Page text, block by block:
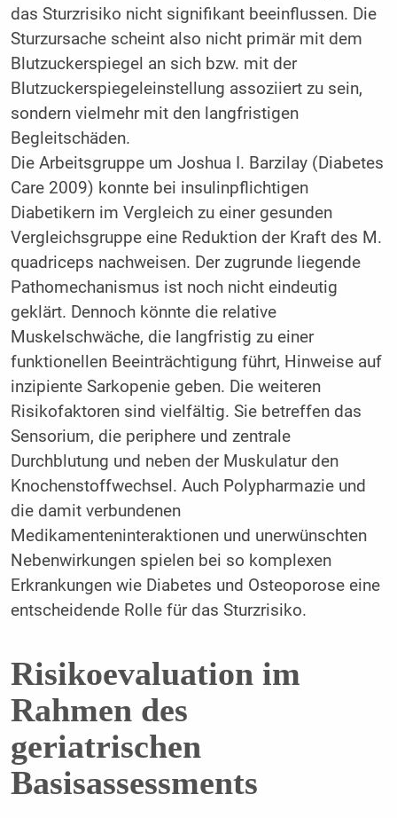
das Sturzrisiko nicht signifikant beeinflussen. Die
Sturzursache scheint also nicht primär mit dem
Blutzuckerspiegel an sich bzw. mit der
Blutzuckerspiegeleinstellung assoziiert zu sein,
sondern vielmehr mit den langfristigen
Begleitschäden.
Die Arbeitsgruppe um Joshua I. Barzilay (Diabetes
Care 2009) konnte bei insulinpflichtigen
Diabetikern im Vergleich zu einer gesunden
Vergleichsgruppe eine Reduktion der Kraft des M.
quadriceps nachweisen. Der zugrunde liegende
Pathomechanismus ist noch nicht eindeutig
geklärt. Dennoch könnte die relative
Muskelschwäche, die langfristig zu einer
funktionellen Beeinträchtigung führt, Hinweise auf
inzipiente Sarkopenie geben. Die weiteren
Risikofaktoren sind vielfältig. Sie betreffen das
Sensorium, die periphere und zentrale
Durchblutung und neben der Muskulatur den
Knochenstoffwechsel. Auch Polypharmazie und
die damit verbundenen
Medikamenteninteraktionen und unerwünschten
Nebenwirkungen spielen bei so komplexen
Erkrankungen wie Diabetes und Osteoporose eine
entscheidende Rolle für das Sturzrisiko.
Risikoevaluation im
Rahmen des
geriatrischen
Basisassessments